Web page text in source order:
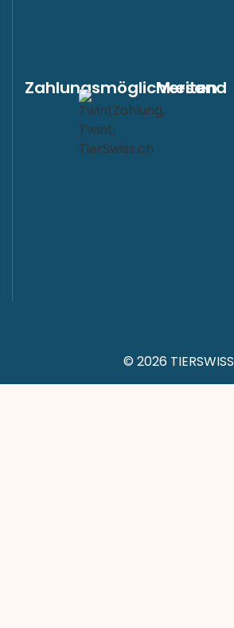
Zahlungsmöglichkeiten
Versand
© 2026 TIERSWISS